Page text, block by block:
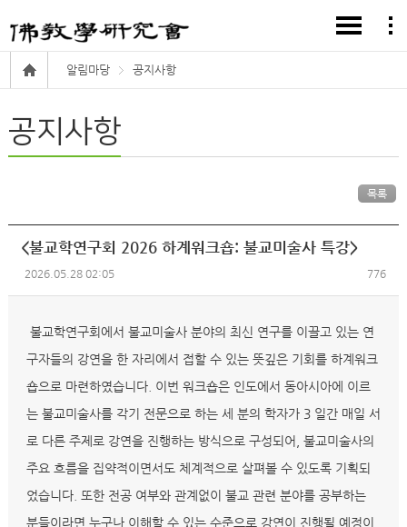
알림마당 공지사항
공지사항
목록
<불교학연구회 2026 하계워크숍: 불교미술사 특강>
2026.05.28 02:05 776
불교학연구회에서 불교미술사 분야의 최신 연구를 이끌고 있는 연
구자들의 강연을 한 자리에서 접할 수 있는 뜻깊은 기회를 하계워크
숍으로 마련하였습니다. 이번 워크숍은 인도에서 동아시아에 이르
는 불교미술사를 각기 전문으로 하는 세 분의 학자가 3 일간 매일 서
로 다른 주제로 강연을 진행하는 방식으로 구성되어, 불교미술사의
주요 흐름을 집약적이면서도 체계적으로 살펴볼 수 있도록 기획되
었습니다. 또한 전공 여부와 관계없이 불교 관련 분야를 공부하는
분들이라면 누구나 이해할 수 있는 수준으로 강연이 진행될 예정이